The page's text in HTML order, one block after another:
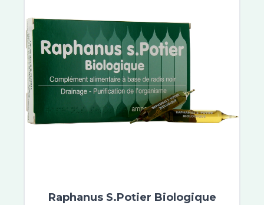
Ides Pharma
Picot
Modilac
Pierre Fabre
Weleda
Cooper
Insect Ecran
Polidis
Raphanus S.Potier Biologique